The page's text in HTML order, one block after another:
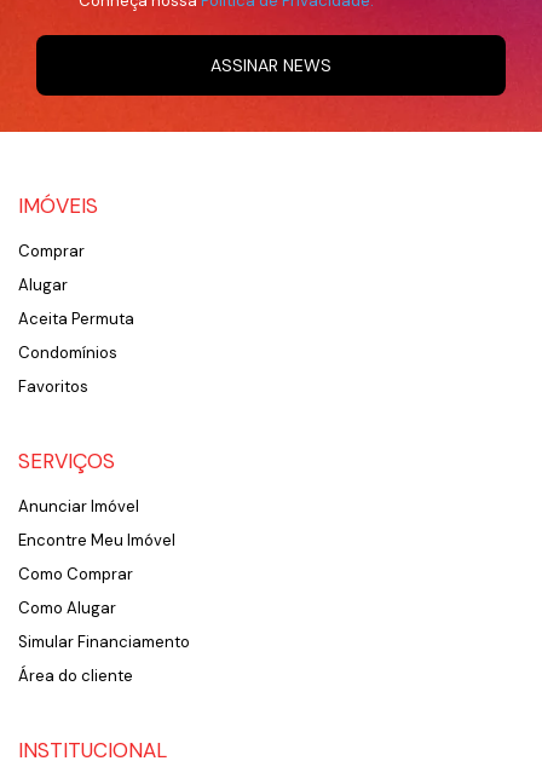
ASSINAR NEWS
IMÓVEIS
Comprar
Alugar
Aceita Permuta
Condomínios
Favoritos
SERVIÇOS
Anunciar Imóvel
Encontre Meu Imóvel
Como Comprar
Como Alugar
Simular Financiamento
Área do cliente
INSTITUCIONAL